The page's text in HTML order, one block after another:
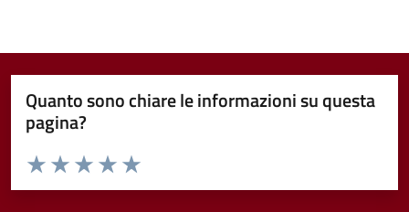
Quanto sono chiare le informazioni su questa
pagina?
Valuta da 1 a 5 stelle la pagina
Valuta 5 stelle su 5
Valuta 4 stelle su 5
Valuta 3 stelle su 5
Valuta 2 stelle su 5
Valuta 1 stelle su 5